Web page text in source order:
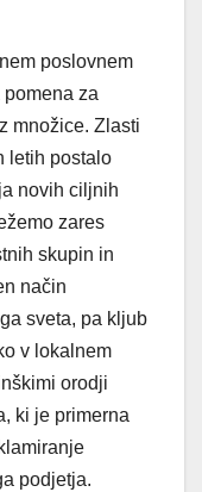
poslovnem
za
množice. Zlasti
letih postalo
novih ciljnih
zares
skupin in
način
sveta, pa kljub
v lokalnem
orodji
ki je primerna
podjetja.